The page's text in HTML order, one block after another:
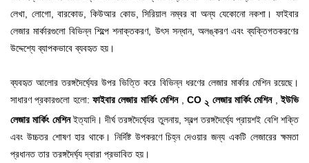
লেখা, লোগো, বারকোড, কিউআর কোড, সিরিয়াল নম্বর বা অন্য যেকোনো নকশা। ফাইবার
লেজার মার্কারগুলো বিভিন্ন শিল্পে শনাক্তকরণ, উৎস সন্ধান, অলঙ্করণ এবং ব্যক্তিগতকরণের
উদ্দেশ্যে ব্যাপকভাবে ব্যবহৃত হয়।
ব্যবহৃত আলোর তরঙ্গদৈর্ঘ্যের উপর ভিত্তি করে বিভিন্ন ধরণের লেজার মার্কার মেশিন রয়েছে।
সাধারণ প্রকারগুলো হলো:ফাইবার লেজার মার্কিং মেশিন, CO ২ লেজার মার্কিং মেশিন,ইউভি
লেজার মার্কিং মেশিনইত্যাদি। দীর্ঘ তরঙ্গদৈর্ঘ্যের তুলনায়, স্বল্প তরঙ্গদৈর্ঘ্যে প্রায়শই বেশি শক্তি
এবং উচ্চতর শোষণ হার থাকে। নির্দিষ্ট উপকরণে চিহ্ন দেওয়ার জন্য একটি লেজারের ক্ষমতা
প্রধানত তার তরঙ্গদৈর্ঘ্য দ্বারা প্রভাবিত হয়।